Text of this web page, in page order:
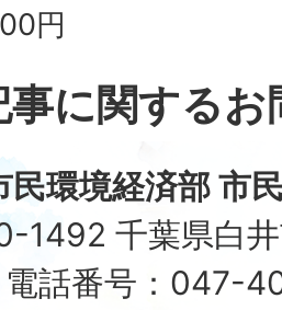
円
事に関する
民環境経済部 市
1492 千葉県白
電話番号：047-